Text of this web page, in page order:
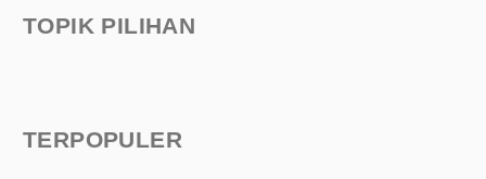
TOPIK PILIHAN
TERPOPULER